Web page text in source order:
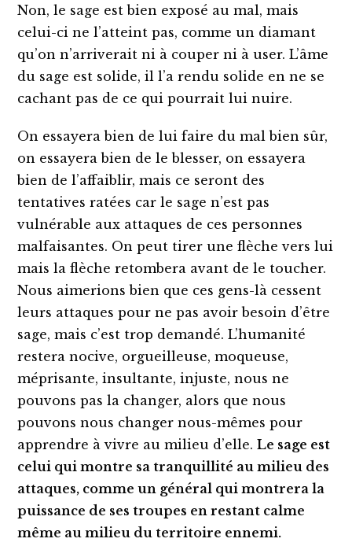
Non, le sage est bien exposé au mal, mais
celui-ci ne l’atteint pas, comme un diamant
qu’on n’arriverait ni à couper ni à user. L’âme
du sage est solide, il l’a rendu solide en ne se
cachant pas de ce qui pourrait lui nuire.
On essayera bien de lui faire du mal bien sûr,
on essayera bien de le blesser, on essayera
bien de l’affaiblir, mais ce seront des
tentatives ratées car le sage n’est pas
vulnérable aux attaques de ces personnes
malfaisantes. On peut tirer une flèche vers lui
mais la flèche retombera avant de le toucher.
Nous aimerions bien que ces gens-là cessent
leurs attaques pour ne pas avoir besoin d’être
sage, mais c’est trop demandé. L’humanité
restera nocive, orgueilleuse, moqueuse,
méprisante, insultante, injuste, nous ne
pouvons pas la changer, alors que nous
pouvons nous changer nous-mêmes pour
apprendre à vivre au milieu d’elle.Le sage est
celui qui montre sa tranquillité au milieu des
attaques, comme un général qui montrera la
puissance de ses troupes en restant calme
même au milieu du territoire ennemi.